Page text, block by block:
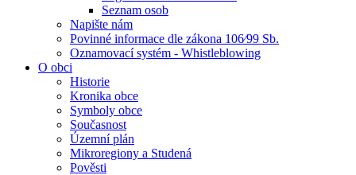
Seznam osob
Napište nám
Povinné informace dle zákona 106⁄99 Sb.
Oznamovací systém - Whistleblowing
O obci
Historie
Kronika obce
Symboly obce
Současnost
Územní plán
Mikroregiony a Studená
Pověsti